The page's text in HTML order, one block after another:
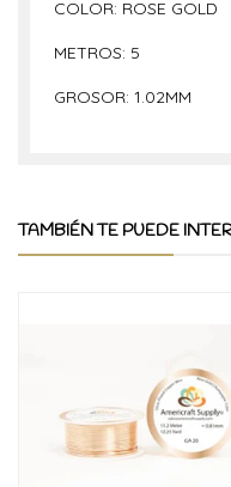
COLOR: ROSE GOLD
METROS: 5
GROSOR: 1.02MM
TAMBIÉN TE PUEDE